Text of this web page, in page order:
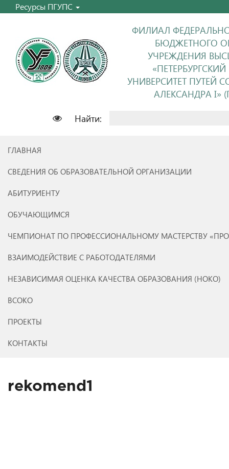
Ресурсы ПГУПС
ФИЛИАЛ
БЮДЖЕТНОГО
УЧРЕЖДЕНИЯ
УНИВЕРСИТЕТ ПУТЕЙ
АЛЕКСАНДРА I»
Найти:
ГЛАВНАЯ
СВЕДЕНИЯ ОБ ОБРАЗОВАТЕЛЬНОЙ ОРГАНИЗАЦИИ
АБИТУРИЕНТУ
ОБУЧАЮЩИМСЯ
ЧЕМПИОНАТ ПО ПРОФЕССИОНАЛЬНОМУ МАСТЕРСТВУ
ВЗАИМОДЕЙСТВИЕ С РАБОТОДАТЕЛЯМИ
НЕЗАВИСИМАЯ ОЦЕНКА КАЧЕСТВА ОБРАЗОВАНИЯ (НОКО)
ВСОКО
ПРОЕКТЫ
КОНТАКТЫ
rekomend1